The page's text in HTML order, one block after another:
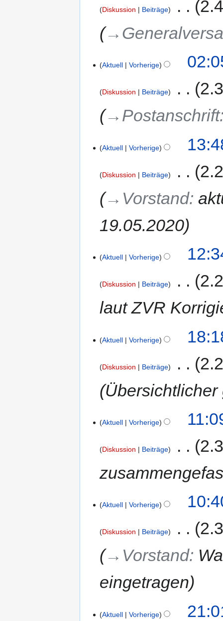
Diskussion Beiträge
Aktuell Vorherige
Diskussion Beiträge
→‎Postanschrift
Aktuell Vorherige
Diskussion Beiträge
→‎Vorstand:
19.05.2020
Aktuell Vorherige
Diskussion Beiträge
laut ZVR
Aktuell Vorherige
Diskussion Beiträge
Übersichtlicher
Aktuell Vorherige
Diskussion Beiträge
Aktuell Vorherige
Diskussion Beiträge
→‎Vorstand:
eingetragen
Aktuell Vorherige